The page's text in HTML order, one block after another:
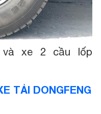
và xe 2 cầu lốp
TẢI DONGFENG